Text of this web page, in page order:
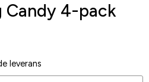
Candy 4-pack
leverans